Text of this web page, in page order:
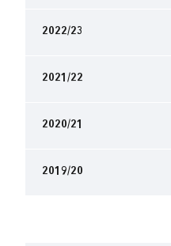
2022/23
2021/22
2020/21
2019/20